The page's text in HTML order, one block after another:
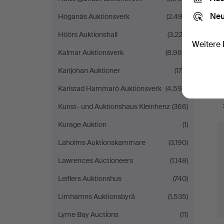
Höganäs Auktionsverk
(2.493)
Höörs Auktionshall
(3.222)
Kalmar Auktionsverk
(8.960)
Karljohan Auktioner
(176)
Karlstad Hammarö Auktionsverk (4.595)
Kunst- und Auktionshaus Kleinhenz (366)
Kurage Auktion
(1)
Laholms Auktionskammare
(3.190)
Lawrences Auctioneers
(1.148)
Leiflers Auktionshus
(740)
Limhamns Auktionsbyrå
(1.535)
Lyme Bay Auctions
(11)
Weitere